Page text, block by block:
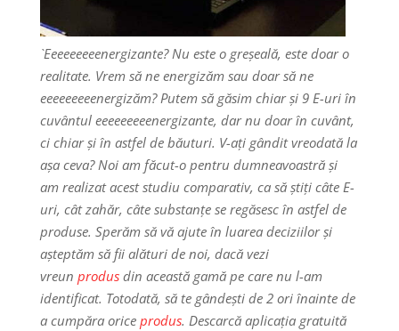
`Eeeeeeeeenergizante? Nu este o greșeală, este doar o
realitate. Vrem să ne energizăm sau doar să ne
eeeeeeeeenergizăm? Putem să găsim chiar și 9 E-uri în
cuvântul eeeeeeeeenergizante, dar nu doar în cuvânt,
ci chiar și în astfel de băuturi. V-ați gândit vreodată la
așa ceva? Noi am făcut-o pentru dumneavoastră și
am realizat acest studiu comparativ, ca să știți câte E-
uri, cât zahăr, câte substanțe se regăsesc în astfel de
produse. Sperăm să vă ajute în luarea deciziilor și
așteptăm să fii alături de noi, dacă vezi
vreun produsdin această gamă pe care nu l-am
identificat. Totodată, să te gândești de 2 ori înainte de
a cumpăra orice produs. Descarcă aplicația gratuită